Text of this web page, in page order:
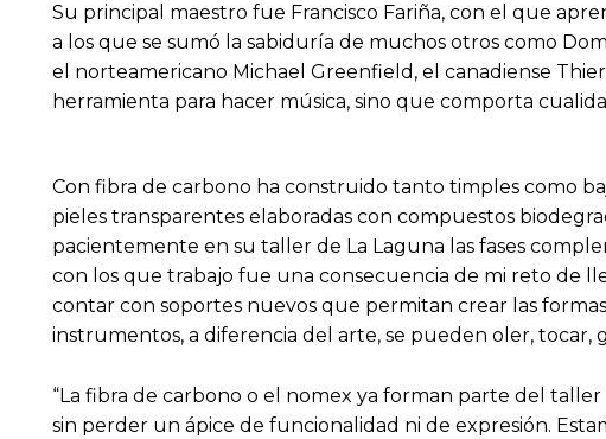
Su principal maestro fue Francisco Fariña, con el que
a los que se sumó la sabiduría de muchos otros como
el norteamericano Michael Greenfield, el canadiense
herramienta para hacer música, sino que comporta
Con fibra de carbono ha construido tanto timples como
pieles transparentes elaboradas con compuestos
pacientemente en su taller de La Laguna las fases
con los que trabajo fue una consecuencia de mi reto de
contar con soportes nuevos que permitan crear las
instrumentos, a diferencia del arte, se pueden oler, tocar,
“La fibra de carbono o el nomex ya forman parte del
sin perder un ápice de funcionalidad ni de expresión.